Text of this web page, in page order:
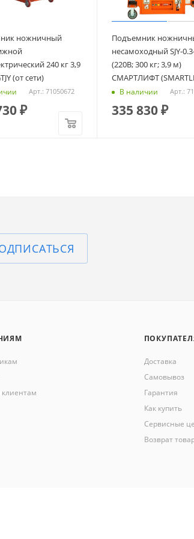
ножничный
240 кг 3,9
(от сети)
Арт.: 71050672
₽
Подъемник
несамоходный SJY-
(220В; 300 кг; 3,9 м)
СМАРТЛИФТ
В наличии Арт.:
335 830₽
Доставка
Самовывоз
Гарантия
Как купить
Сервисные
Возврат